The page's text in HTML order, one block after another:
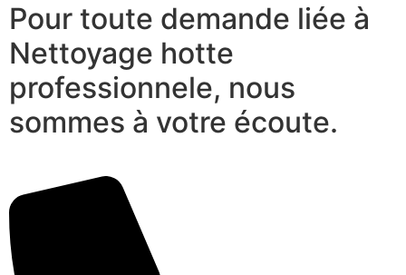
Pour toute demande liée à
Nettoyage hotte
professionnele, nous
sommes à votre écoute.